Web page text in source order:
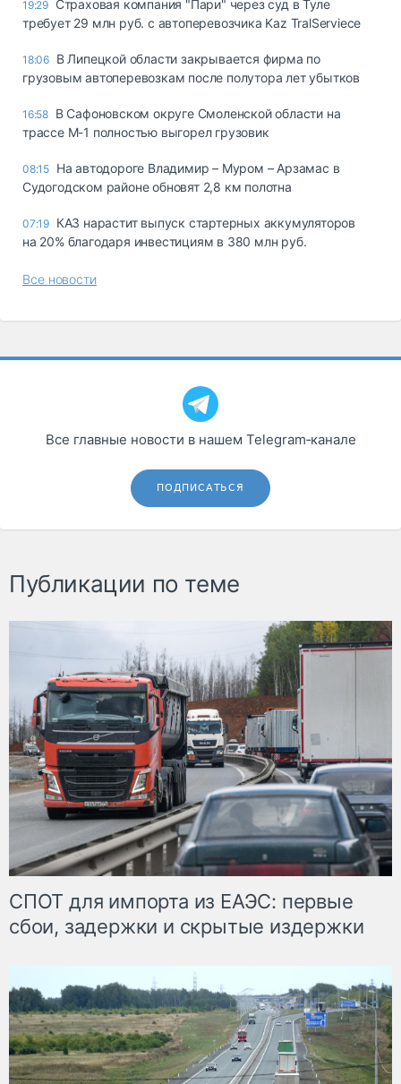
19:29 Страховая компания "Пари" через суд в Туле
требует 29 млн руб. с автоперевозчика Kaz TralServiece
18:06 В Липецкой области закрывается фирма по
грузовым автоперевозкам после полутора лет убытков
16:58 В Сафоновском округе Смоленской области на
трассе М-1 полностью выгорел грузовик
08:15 На автодороге Владимир – Муром – Арзамас в
Судогодском районе обновят 2,8 км полотна
07:19 КАЗ нарастит выпуск стартерных аккумуляторов
на 20% благодаря инвестициям в 380 млн руб.
Все новости
Все главные новости в нашем Telegram‑канале
ПОДПИСАТЬСЯ
Публикации по теме
СПОТ для импорта из ЕАЭС: первые
сбои, задержки и скрытые издержки